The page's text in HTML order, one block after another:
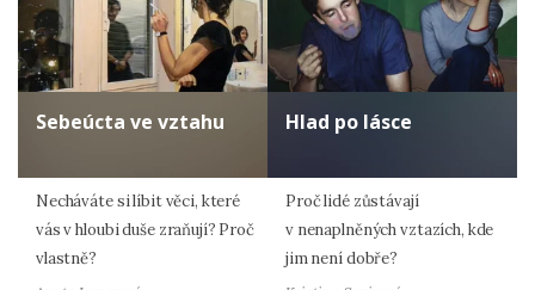
Sebeúcta ve vztahu
Necháváte si líbit věci, které
vás v hloubi duše zraňují? Proč
vlastně?
Hlad po lásce
Proč lidé zůstávají
v nenaplněných vztazích, kde
jim není dobře?